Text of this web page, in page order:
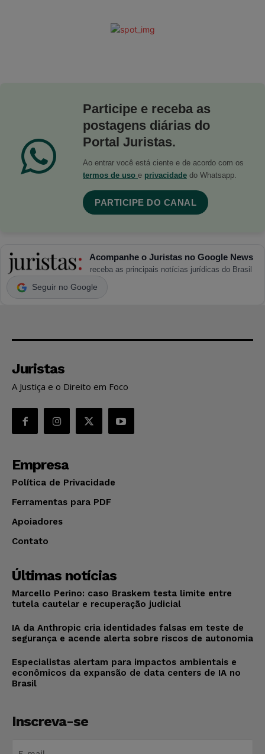
Participe e receba as
postagens diárias do
Portal Juristas.
Ao entrar você está ciente e de acordo com os
termos de uso e privacidade do Whatsapp.
PARTICIPE DO CANAL
Acompanhe o Juristas no Google News
receba as principais notícias jurídicas do Brasil
Seguir no Google
Juristas
A Justiça e o Direito em Foco
Empresa
Política de Privacidade
Ferramentas para PDF
Apoiadores
Contato
Últimas notícias
Marcello Perino: caso Braskem testa limite entre
tutela cautelar e recuperação judicial
IA da Anthropic cria identidades falsas em teste de
segurança e acende alerta sobre riscos de autonomia
Especialistas alertam para impactos ambientais e
econômicos da expansão de data centers de IA no
Brasil
Inscreva-se